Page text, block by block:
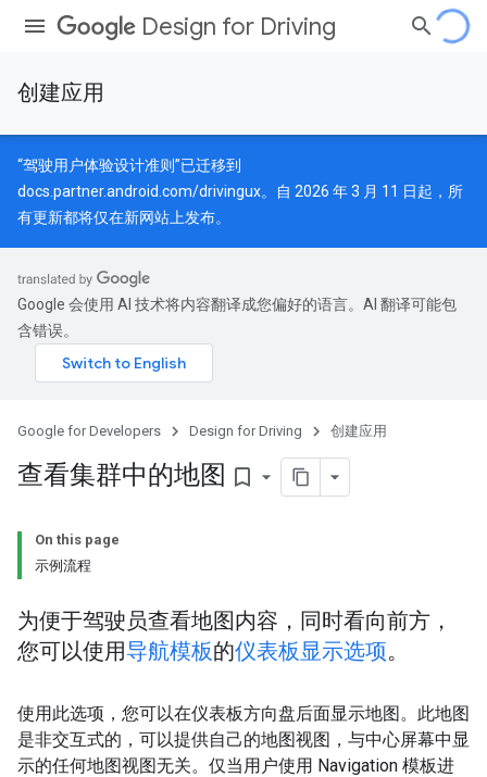
Design for Driving
创建应用
“驾驶用户体验设计准则”已迁移到
docs.partner.android.com/drivingux。自 2026 年 3 月 11 日起，所
有更新都将仅在新网站上发布。
Google 会使用 AI 技术将内容翻译成您偏好的语言。AI 翻译可能包
含错误。
Google for Developers Design for Driving 创建应用
查看集群中的地图 bookmark_border
On this page
示例流程
为便于驾驶员查看地图内容，同时看向前方，
您可以使用导航模板的仪表板显示选项。
使用此选项，您可以在仪表板方向盘后面显示地图。此地图
是非交互式的，可以提供自己的地图视图，与中心屏幕中显
示的任何地图视图无关。仅当用户使用 Navigation 模板进